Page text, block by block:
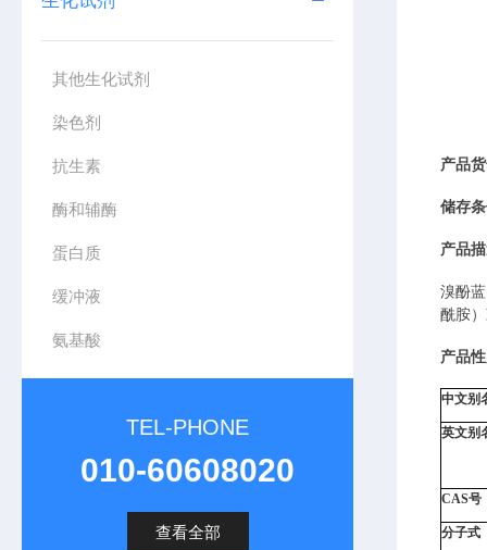
其他生化试剂
染色剂
抗生素
酶和辅酶
蛋白质
缓冲液
氨基酸
TEL-PHONE
010-60608020
查看全部
产品
储存
产品
溴酚
酰胺
产品
中文别
英文别
CAS号
分子式